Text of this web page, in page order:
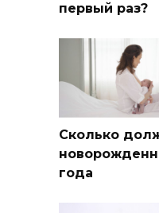
первый раз?
Сколько
года